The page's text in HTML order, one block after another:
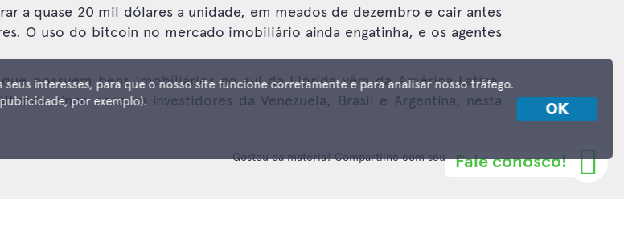
interesses, para que o nosso site funcione corretamente e para analisar nosso tráfego.
por exemplo).
OK
a quase 20 mil dólares a unidade, em meados de dezembro e cair antes
O uso do bitcoin no mercado imobiliário ainda engatinha, e os agentes
possuem bens imobiliários no sul da Flórida vêm da América Latina.
cinco anos os investidores da Venezuela, Brasil e Argentina, nesta
Gostou da matéria? Compartilhe com seus contatosFale conosco!